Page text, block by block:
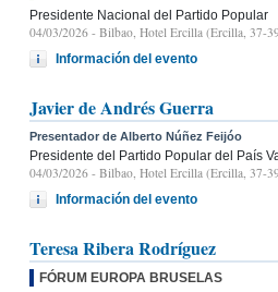
Presidente Nacional del Partido Popular
04/03/2026 - Bilbao, Hotel Ercilla (Ercilla, 37-
Información del evento
Javier de Andrés Guerra
Presentador de Alberto Núñez Feijóo
Presidente del Partido Popular del País
04/03/2026 - Bilbao, Hotel Ercilla (Ercilla, 37-
Información del evento
Teresa Ribera Rodríguez
FÓRUM EUROPA BRUSELAS